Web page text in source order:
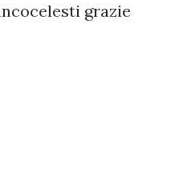
grazie